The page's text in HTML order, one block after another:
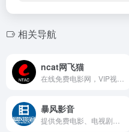
相关导航
ncat网飞猫
暴风影音